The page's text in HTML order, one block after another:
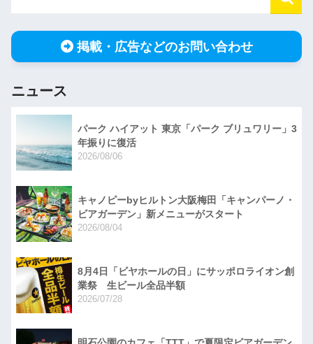
掲載・広告などのお問い合わせ
ニュース
パーク ハイアット 東京「パーク ブリュワリー」3
年振りに復活
2026/08/06
キャノピーbyヒルトン大阪梅田「キャンパーノ・
ビアガーデン」新メニューがスタート
2026/08/04
8月4日「ビヤホールの日」にサッポロライオン創
業祭 生ビール全品半額
2026/07/28